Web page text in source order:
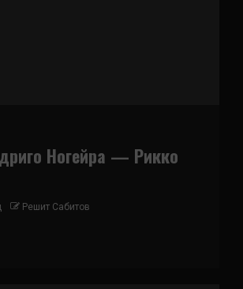
Ногейра — Рикко
Решит Сабитов